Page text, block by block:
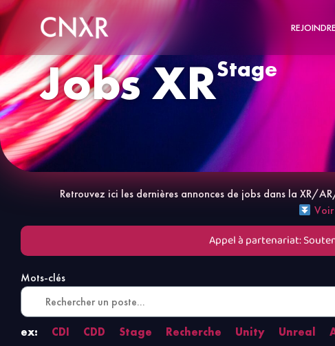
Jobs XRStage
Retrouvez ici les dernières annonces de jobs dans la XR/
Voir
Appel à partenariat:
Mots-clés
ex: CDI CDD Stage Recherche Unity Unreal